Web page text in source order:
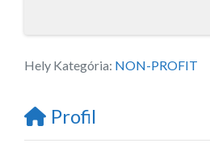
Hely Kategória: NON-PROFIT
Profil